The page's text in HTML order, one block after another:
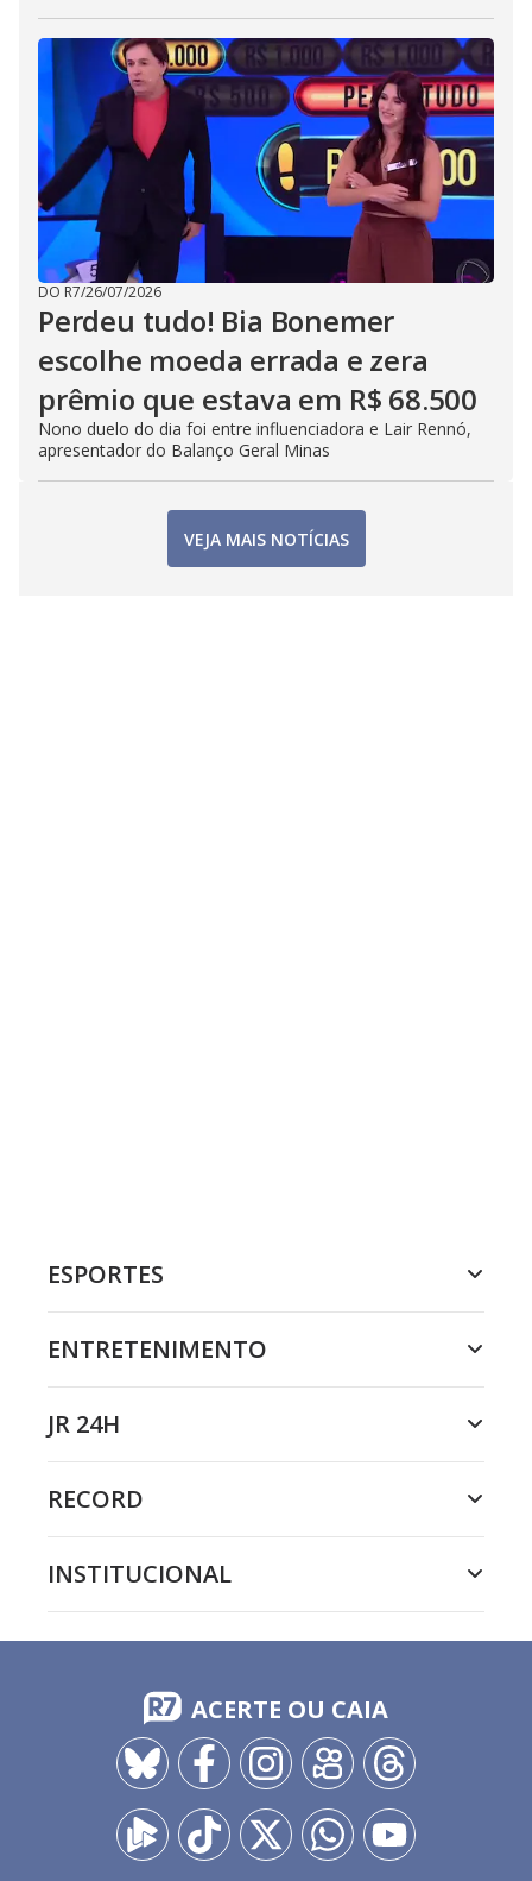
DO R7/26/07/2026
Perdeu tudo! Bia Bonemer
escolhe moeda errada e zera
prêmio que estava em R$ 68.500
Nono duelo do dia foi entre influenciadora e Lair Rennó,
apresentador do Balanço Geral Minas
VEJA MAIS NOTÍCIAS
ESPORTES
ENTRETENIMENTO
JR 24H
RECORD
INSTITUCIONAL
ACERTE OU CAIA